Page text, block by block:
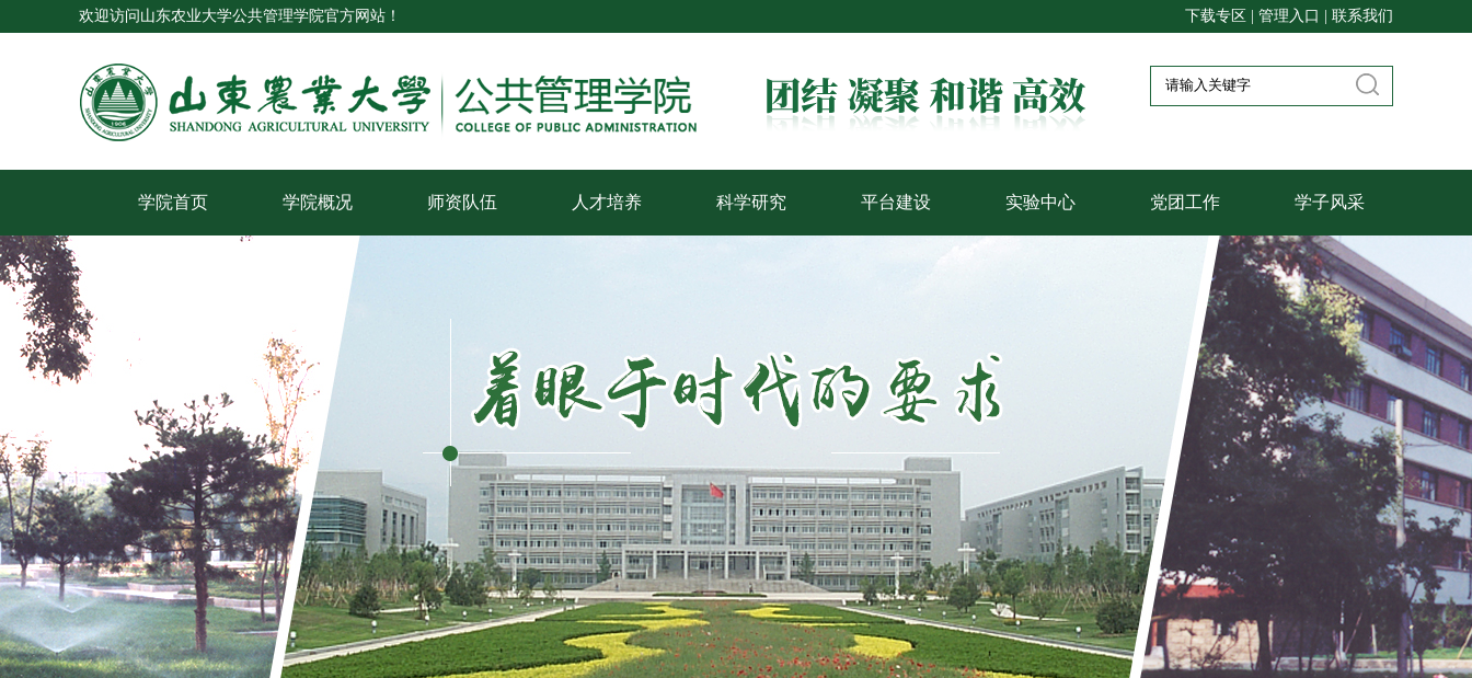
欢迎访问山东农业大学公共管理学院官方网站！ 下载专区 管理入口 联系我们
学院首页 学院概况 师资队伍 人才培养 科学研究 平台建设 实验中心 党团工作 学子风采